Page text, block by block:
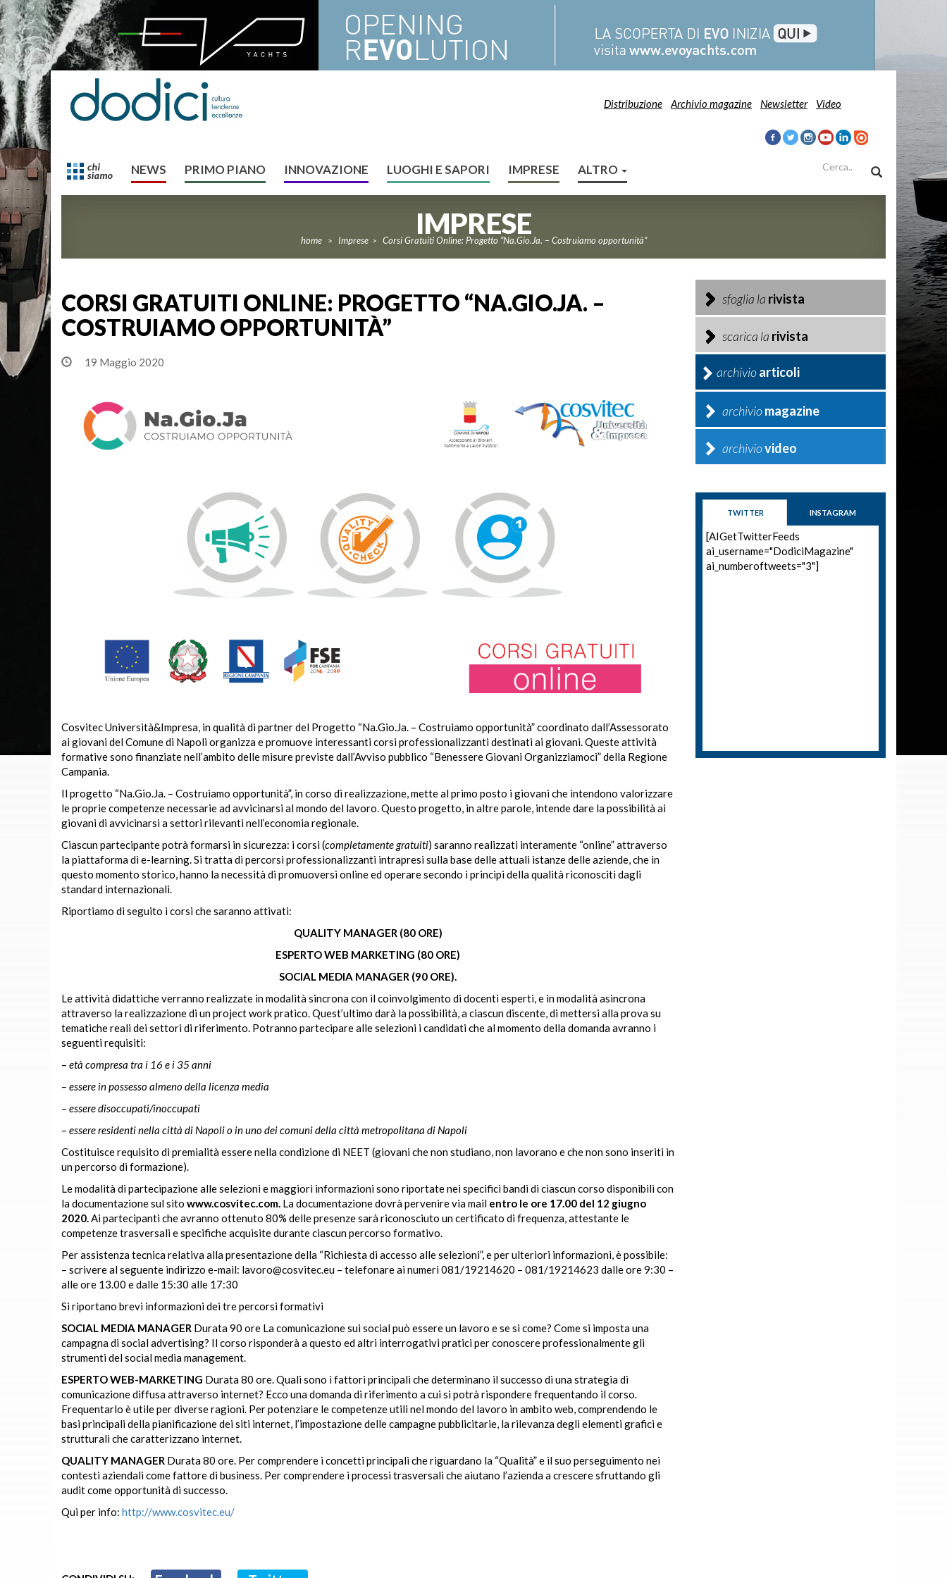
Distribuzione Archivio magazine Newsletter Video
NEWS PRIMO PIANO INNOVAZIONE LUOGHI E SAPORI IMPRESE ALTRO
IMPRESE
home > Imprese > Corsi Gratuiti Online: Progetto “Na.Gio.Ja. – Costruiamo opportunità”
CORSI GRATUITI ONLINE: PROGETTO “NA.GIO.JA. –
COSTRUIAMO OPPORTUNITÀ”
19 Maggio 2020
Cosvitec Università&Impresa, in qualità di partner del Progetto “Na.Gio.Ja. – Costruiamo opportunità” coordinato dall’Assessorato
ai giovani del Comune di Napoli organizza e promuove interessanti corsi professionalizzanti destinati ai giovani. Queste attività
formative sono finanziate nell’ambito delle misure previste dall’Avviso pubblico “Benessere Giovani Organizziamoci” della Regione
Campania.
Il progetto “Na.Gio.Ja. – Costruiamo opportunità”, in corso di realizzazione, mette al primo posto i giovani che intendono valorizzare
le proprie competenze necessarie ad avvicinarsi al mondo del lavoro. Questo progetto, in altre parole, intende dare la possibilità ai
giovani di avvicinarsi a settori rilevanti nell’economia regionale.
Ciascun partecipante potrà formarsi in sicurezza: i corsi (completamente gratuiti) saranno realizzati interamente “online” attraverso
la piattaforma di e-learning. Si tratta di percorsi professionalizzanti intrapresi sulla base delle attuali istanze delle aziende, che in
questo momento storico, hanno la necessità di promuoversi online ed operare secondo i principi della qualità riconosciti dagli
standard internazionali.
Riportiamo di seguito i corsi che saranno attivati:
QUALITY MANAGER (80 ORE)
ESPERTO WEB MARKETING (80 ORE)
SOCIAL MEDIA MANAGER (90 ORE).
Le attività didattiche verranno realizzate in modalità sincrona con il coinvolgimento di docenti esperti, e in modalità asincrona
attraverso la realizzazione di un project work pratico. Quest’ultimo darà la possibilità, a ciascun discente, di mettersi alla prova su
tematiche reali dei settori di riferimento. Potranno partecipare alle selezioni i candidati che al momento della domanda avranno i
seguenti requisiti:
– età compresa tra i 16 e i 35 anni
– essere in possesso almeno della licenza media
– essere disoccupati/inoccupati
– essere residenti nella città di Napoli o in uno dei comuni della città metropolitana di Napoli
Costituisce requisito di premialità essere nella condizione di NEET (giovani che non studiano, non lavorano e che non sono inseriti in
un percorso di formazione).
Le modalità di partecipazione alle selezioni e maggiori informazioni sono riportate nei specifici bandi di ciascun corso disponibili con
la documentazione sul sito www.cosvitec.com. La documentazione dovrà pervenire via mail entro le ore 17.00 del 12 giugno
2020.Ai partecipanti che avranno ottenuto 80% delle presenze sarà riconosciuto un certificato di frequenza, attestante le
competenze trasversali e specifiche acquisite durante ciascun percorso formativo.
Per assistenza tecnica relativa alla presentazione della “Richiesta di accesso alle selezioni”, e per ulteriori informazioni, è possibile:
– scrivere al seguente indirizzo e-mail: lavoro@cosvitec.eu – telefonare ai numeri 081/19214620 – 081/19214623 dalle ore 9:30 –
alle ore 13.00 e dalle 15:30 alle 17:30
Si riportano brevi informazioni dei tre percorsi formativi
SOCIAL MEDIA MANAGER Durata 90 ore La comunicazione sui social può essere un lavoro e se si come? Come si imposta una
campagna di social advertising? Il corso risponderà a questo ed altri interrogativi pratici per conoscere professionalmente gli
strumenti del social media management.
ESPERTO WEB-MARKETING Durata 80 ore. Quali sono i fattori principali che determinano il successo di una strategia di
comunicazione diffusa attraverso internet? Ecco una domanda di riferimento a cui si potrà rispondere frequentando il corso.
Frequentarlo è utile per diverse ragioni. Per potenziare le competenze utili nel mondo del lavoro in ambito web, comprendendo le
basi principali della pianificazione dei siti internet, l’impostazione delle campagne pubblicitarie, la rilevanza degli elementi grafici e
strutturali che caratterizzano internet.
QUALITY MANAGER Durata 80 ore. Per comprendere i concetti principali che riguardano la “Qualità” e il suo perseguimento nei
contesti aziendali come fattore di business. Per comprendere i processi trasversali che aiutano l’azienda a crescere sfruttando gli
audit come opportunità di successo.
Qui per info: http://www.cosvitec.eu/
sfoglia la rivista
scarica la rivista
archivioarticoli
archiviomagazine
archiviovideo
TWITTER INSTAGRAM
[AIGetTwitterFeeds
ai_username="DodiciMagazine"
ai_numberoftweets="3"]